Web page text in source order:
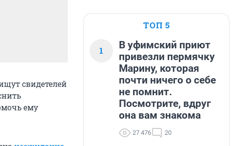
свидетелей
ему
ТОП 5
1
В уфимский приют
привезли пермячку
Марину, которая
почти ничего о себе
не помнит.
Посмотрите, вдруг
она вам знакома
27 476 20